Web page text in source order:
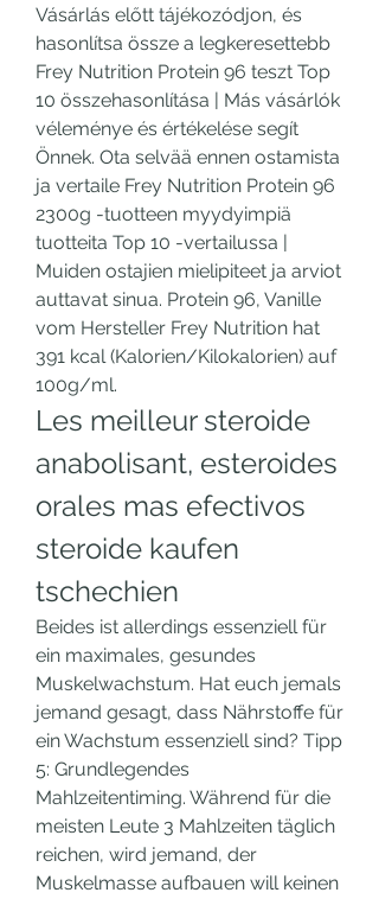
Vásárlás előtt tájékozódjon, és
hasonlítsa össze a legkeresettebb
Frey Nutrition Protein 96 teszt Top
10 összehasonlítása | Más vásárlók
véleménye és értékelése segít
Önnek. Ota selvää ennen ostamista
ja vertaile Frey Nutrition Protein 96
2300g -tuotteen myydyimpiä
tuotteita Top 10 -vertailussa |
Muiden ostajien mielipiteet ja arviot
auttavat sinua. Protein 96, Vanille
vom Hersteller Frey Nutrition hat
391 kcal (Kalorien/Kilokalorien) auf
100g/ml.
Les meilleur steroide
anabolisant, esteroides
orales mas efectivos
steroide kaufen
tschechien
Beides ist allerdings essenziell für
ein maximales, gesundes
Muskelwachstum. Hat euch jemals
jemand gesagt, dass Nährstoffe für
ein Wachstum essenziell sind? Tipp
5: Grundlegendes
Mahlzeitentiming. Während für die
meisten Leute 3 Mahlzeiten täglich
reichen, wird jemand, der
Muskelmasse aufbauen will keinen